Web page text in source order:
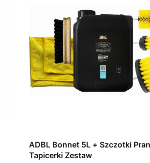
ADBL Bonnet 5L + Szczotki
Tapicerki Zestaw